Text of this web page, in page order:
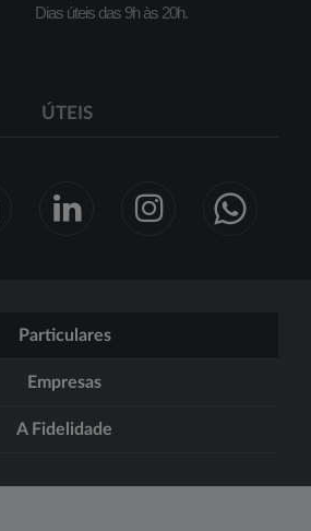
Dias úteis das 9h às 20h.
ÚTEIS
Particulares
Empresas
A Fidelidade